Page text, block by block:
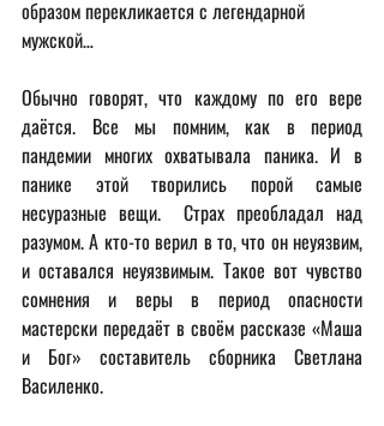
образом перекликается с легендарной
мужской…
Обычно говорят, что каждому по его вере
даётся. Все мы помним, как в период
пандемии многих охватывала паника. И в
панике этой творились порой самые
несуразные вещи.  Страх преобладал над
разумом. А кто-то верил в то, что он неуязвим,
и оставался неуязвимым. Такое вот чувство
сомнения и веры в период опасности
мастерски передаёт в своём рассказе «Маша
и Бог» составитель сборника Светлана
Василенко.